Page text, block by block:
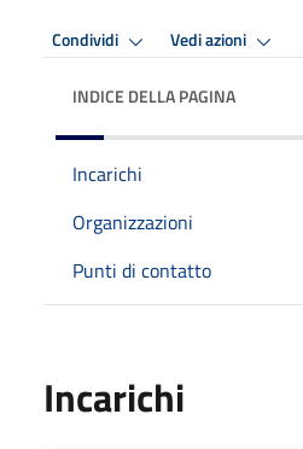
Condividi Vedi azioni
INDICE DELLA PAGINA
Incarichi
Organizzazioni
Punti di contatto
Incarichi